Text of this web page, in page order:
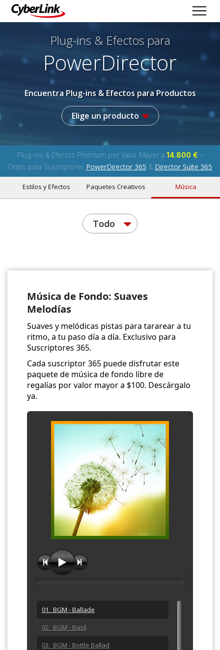
Plug-ins & Efectos para
PowerDirector
Encuentra Plug-ins & Efectos para Productos
Elige un producto
Plug-ins & Efectos Premium por Valor Mayor a 14.800 € –
Gratis para Suscriptores PowerDirector 365 & Director Suite 365
Estilos y Efectos Paquetes Creativos Música
Todo
Música de Fondo: Suaves
Melodías
Suaves y melódicas pistas para tararear a tu
ritmo, a tu paso día a día. Exclusivo para
Suscriptores 365.
Cada suscriptor 365 puede disfrutar este
paquete de música de fondo libre de
regalías por valor mayor a $100. Descárgalo
ya.
01. BGM - Ballade
02. BGM - Basil
03. BGM - Bottle Ballad